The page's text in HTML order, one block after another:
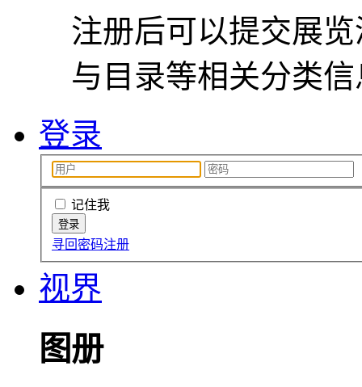
注册后可以提交展
与目录等相关分类
登录
记住我
寻回密码注册
视界
图册